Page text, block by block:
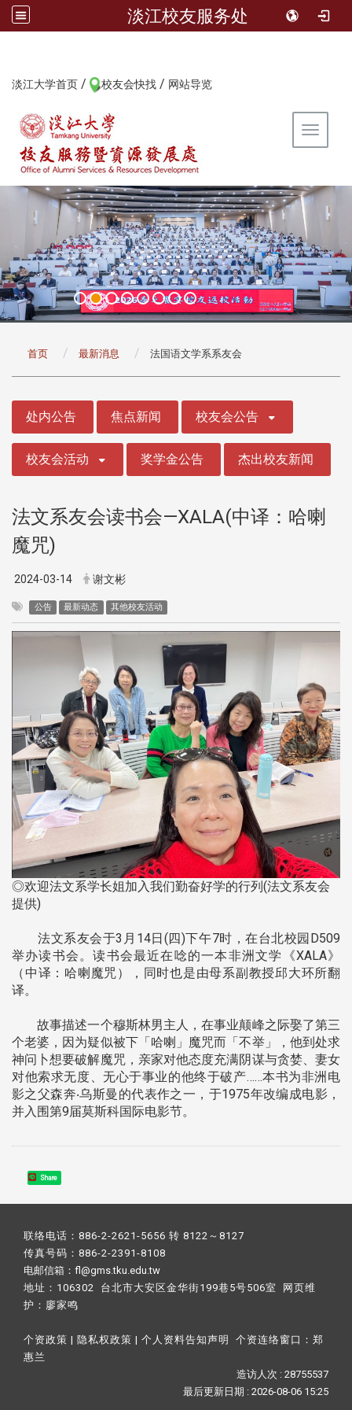
淡江校友服务处
淡江大学首页 / 校友会快找 / 网站导览
Toggle
首页 最新消息 法国语文学系系友会
处内公告 焦点新闻 校友会公告
校友会活动 奖学金公告 杰出校友新闻
法文系友会读书会—XALA(中译：哈喇
魔咒)
2024-03-14 谢文彬
公告 最新动态 其他校友活动
◎欢迎法文系学长姐加入我们勤奋好学的行列(法文系友会
提供)
法文系友会于3月14日(四)下午7时，在台北校园D509
举办读书会。读书会最近在唸的一本非洲文学《XALA》
（中译：哈喇魔咒），同时也是由母系副教授邱大环所翻
译。
故事描述一个穆斯林男主人，在事业颠峰之际娶了第三
个老婆，因为疑似被下「哈喇」魔咒而「不举」，他到处求
神问卜想要破解魔咒，亲家对他态度充满阴谋与贪婪、妻女
对他索求无度、无心于事业的他终于破产……本书为非洲电
影之父森奔‧乌斯曼的代表作之一，于1975年改编成电影，
并入围第9届莫斯科国际电影节。
Share
联络电话：886-2-2621-5656 转 8122～8127
传真号码：886-2-2391-8108
电邮信箱：fl@gms.tku.edu.tw
地址：106302 台北市大安区金华街199巷5号506室 网页维
护： 廖家鸣​
个资政策 | 隐私权政策 | 个人资料告知声明 个资连络窗口： 郑
惠兰
造访人次 : 28755537
最后更新日期 :2026-08-06 15:25